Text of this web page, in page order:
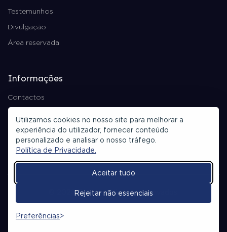
Utilizamos cookies no nosso site para melhorar a
experiência do utilizador, fornecer conteúdo
personalizado e analisar o nosso tráfego.
Política de Privacidade.
Aceitar tudo
Rejeitar não essenciais
Preferências
Testemunhos
Divulgação
Área reservada
Informações
Contactos
Ficha Técnica
© 2026 Todos os direitos reservados.
Ciências da Universidade do Porto.